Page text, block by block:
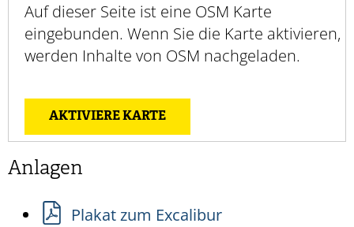
Auf dieser Seite ist eine OSM Karte
eingebunden. Wenn Sie die Karte aktivieren,
werden Inhalte von OSM nachgeladen.
AKTIVIERE KARTE
Anlagen
Plakat zum Excalibur